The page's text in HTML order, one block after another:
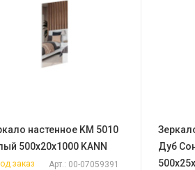
настенное KM 5010
500х20х1000 KANN
заказ Арт.: 00-07059391
Дуб